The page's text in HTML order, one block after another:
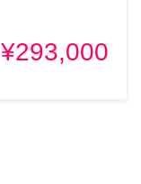
¥293,000